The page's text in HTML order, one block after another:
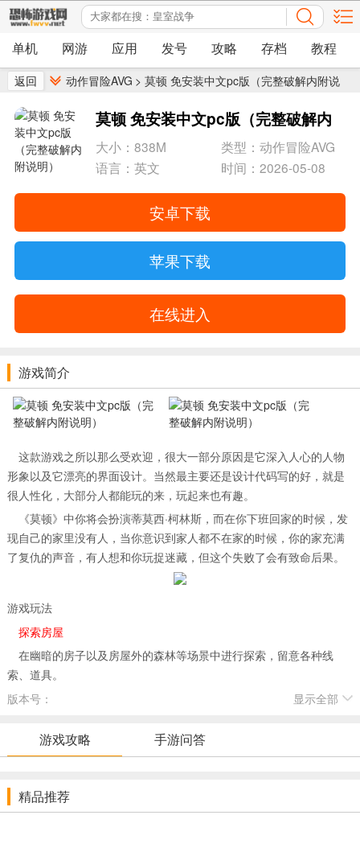
单机 网游 应用 发号 攻略 存档 教程
返回 动作冒险AVG > 莫顿 免安装中文pc版（完整破解内附说
莫顿 免安装中文pc版（完整破解内
附说明） - 而在你下班回家的时候
大小：838M
类型：动作冒险AVG
语言：英文
时间：2026-05-08
安卓下载
苹果下载
在线进入
游戏简介
这款游戏之所以那么受欢迎，很大一部分原因是它深入人心的人物
形象以及它漂亮的界面设计。当然最主要还是设计代码写的好，就是
很人性化，大部分人都能玩的来，玩起来也有趣。
《莫顿》中你将会扮演蒂莫西·柯林斯，而在你下班回家的时候，发
现自己的家里没有人，当你意识到家人都不在家的时候，你的家充满
了复仇的声音，有人想和你玩捉迷藏，但这个失败了会有致命后果。
游戏玩法
探索房屋
在幽暗的房子以及房屋外的森林等场景中进行探索，留意各种线
索、道具。
解开谜题
躲避莫顿
莫顿是一个复仇的怨灵，她喜欢玩捉迷藏的游戏，要时刻保持警
版本号： 显示全部
游戏攻略 手游问答
精品推荐